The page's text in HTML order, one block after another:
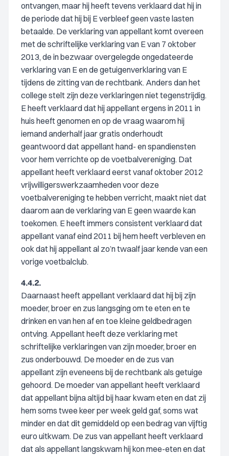
ontvangen, maar hij heeft tevens verklaard dat hij in
de periode dat hij bij E verbleef geen vaste lasten
betaalde. De verklaring van appellant komt overeen
met de schriftelijke verklaring van E van 7 oktober
2013, de in bezwaar overgelegde ongedateerde
verklaring van E en de getuigenverklaring van E
tijdens de zitting van de rechtbank. Anders dan het
college stelt zijn deze verklaringen niet tegenstrijdig.
E heeft verklaard dat hij appellant ergens in 2011 in
huis heeft genomen en op de vraag waarom hij
iemand anderhalf jaar gratis onderhoudt
geantwoord dat appellant hand- en spandiensten
voor hem verrichte op de voetbalvereniging. Dat
appellant heeft verklaard eerst vanaf oktober 2012
vrijwilligerswerkzaamheden voor deze
voetbalvereniging te hebben verricht, maakt niet dat
daarom aan de verklaring van E geen waarde kan
toekomen. E heeft immers consistent verklaard dat
appellant vanaf eind 2011 bij hem heeft verbleven en
ook dat hij appellant al zo’n twaalf jaar kende van een
vorige voetbalclub.
4.4.2.
Daarnaast heeft appellant verklaard dat hij bij zijn
moeder, broer en zus langsging om te eten en te
drinken en van hen af en toe kleine geldbedragen
ontving. Appellant heeft deze verklaring met
schriftelijke verklaringen van zijn moeder, broer en
zus onderbouwd. De moeder en de zus van
appellant zijn eveneens bij de rechtbank als getuige
gehoord. De moeder van appellant heeft verklaard
dat appellant bijna altijd bij haar kwam eten en dat zij
hem soms twee keer per week geld gaf, soms wat
minder en dat dit gemiddeld op een bedrag van vijftig
euro uitkwam. De zus van appellant heeft verklaard
dat als appellant langskwam hij kon mee-eten en dat